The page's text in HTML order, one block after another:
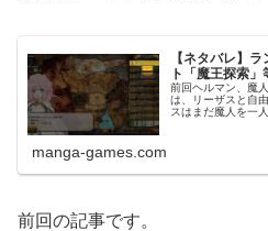
【ネタバレ】
ト「魔王探索」
前回ヘルマン、魔
は、リーザスと自
スはまだ魔人を一
manga-games.com
前回の記事です。